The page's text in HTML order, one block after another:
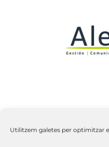
Utilitzem galetes per optimitzar